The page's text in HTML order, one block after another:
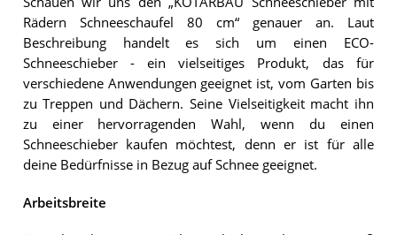
Rädern Schneeschaufel 80 cm“ genauer an. Laut
Beschreibung handelt es sich um einen ECO-
Schneeschieber - ein vielseitiges Produkt, das für
verschiedene Anwendungen geeignet ist, vom Garten bis
zu Treppen und Dächern. Seine Vielseitigkeit macht ihn
zu einer hervorragenden Wahl, wenn du einen
Schneeschieber kaufen möchtest, denn er ist für alle
deine Bedürfnisse in Bezug auf Schnee geeignet.
Arbeitsbreite